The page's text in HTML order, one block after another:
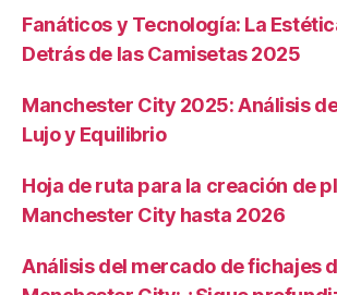
Fanáticos y Tecnología: La
Detrás de las Camisetas 2025
Manchester City 2025: Análisis
Lujo y Equilibrio
Hoja de ruta para la creación de
Manchester City hasta 2026
Análisis del mercado de fichajes